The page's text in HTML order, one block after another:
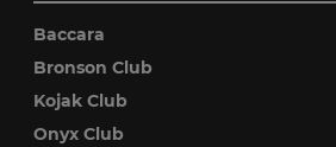
Baccara
Bronson Club
Kojak Club
Onyx Club